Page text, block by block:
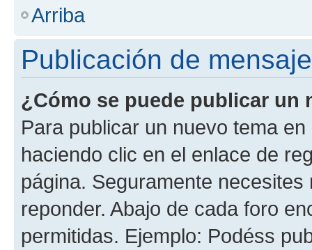
Arriba
Publicación de
¿Cómo se puede publicar un
Para publicar un nuevo tema
haciendo clic en el enlace de
página. Seguramente
reponder. Abajo de cada foro
permitidas. Ejemplo: Podéss